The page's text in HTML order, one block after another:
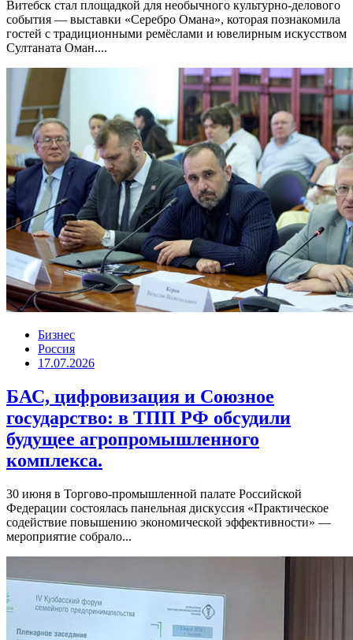
Витебск стал площадкой для необычного культурно-делового
события — выставки «Серебро Омана», которая познакомила
гостей с традиционными ремёслами и ювелирным искусством
Султаната Оман....
Бизнес
Россия
17.07.2026
БАС, цифровизация и Союзное
государство: в ТПП РФ обсудили
будущее агропромышленного
комплекса.
30 июня в Торгово-промышленной палате Российской
Федерации состоялась панельная дискуссия «Практическое
содействие повышению экономической эффективности» —
мероприятие собрало...